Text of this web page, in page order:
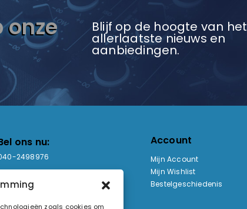
zoals cookies om
onze
Blijf op de hoogte van het
allerlaatste nieuws en
aanbiedingen.
ons nu:
2498976
Openingstijden:
Account
Mijn Account
Mijn Wishlist
Bestelgeschiedenis